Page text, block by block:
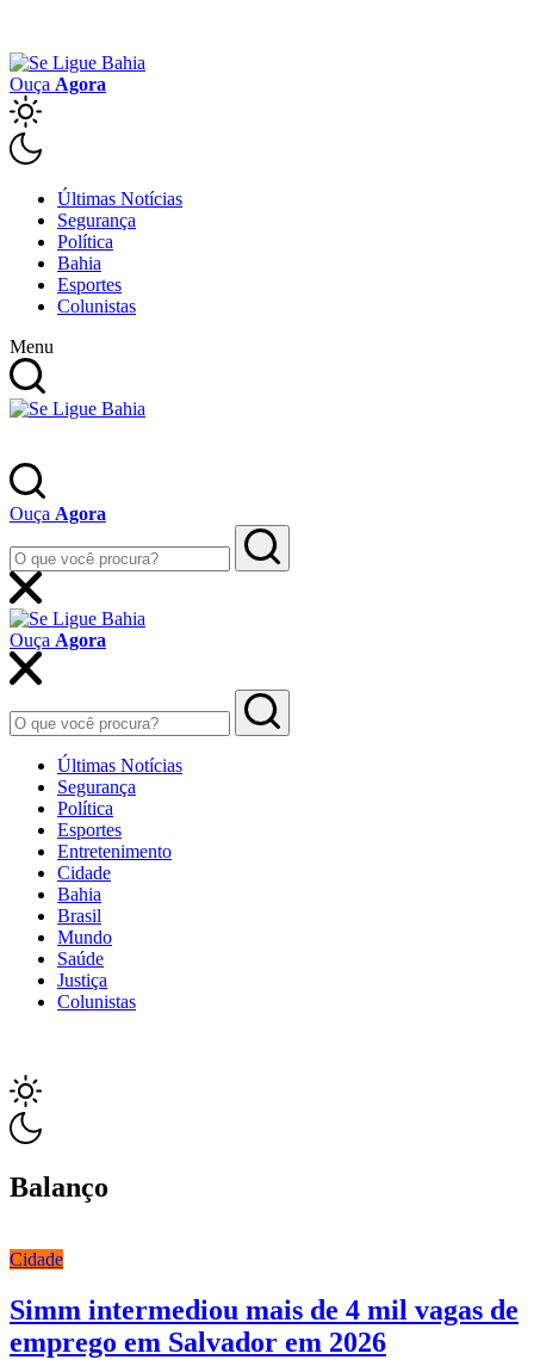
Ouça Agora
Últimas Notícias
Segurança
Política
Bahia
Esportes
Colunistas
Menu
Ouça Agora
Ouça Agora
Últimas Notícias
Segurança
Política
Esportes
Entretenimento
Cidade
Bahia
Brasil
Mundo
Saúde
Justiça
Colunistas
Balanço
Cidade
Simm intermediou mais de 4 mil vagas de
emprego em Salvador em 2026